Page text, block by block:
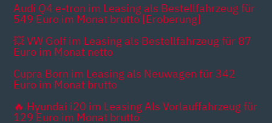
Audi Q4 e-tron im Leasing als Bestellfahrzeug für
549 Euro im Monat brutto [Eroberung]
💥 VW Golf im Leasing als Bestellfahrzeug für 87
Euro im Monat netto
Cupra Born im Leasing als Neuwagen für 342
Euro im Monat brutto
🔥 Hyundai i20 im Leasing Als Vorlauffahrzeug für
129 Euro im Monat brutto